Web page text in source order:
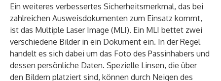
Ein weiteres verbessertes Sicherheitsmerkmal, das bei
zahlreichen Ausweisdokumenten zum Einsatz kommt,
ist das Multiple Laser Image (MLI). Ein MLI bettet zwei
verschiedene Bilder in ein Dokument ein. In der Regel
handelt es sich dabei um das Foto des Passinhabers und
dessen persönliche Daten. Spezielle Linsen, die über
den Bildern platziert sind, können durch Neigen des